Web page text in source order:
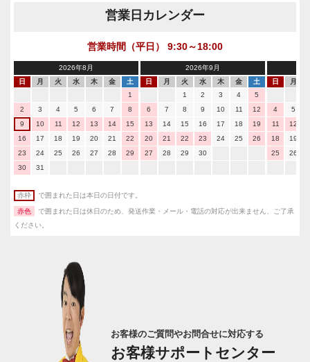
営業日カレンダー
営業時間（平日） 9:30～18:00
2026年8月
日
月 火 水 木 金
土
1
2
3 4 5 6 7
8
9
10 11 12 13 14
15
16
17 18 19 20 21
22
23
24 25 26 27 28
29
30
31
2026年9月
日
月 火 水 木 金
土
1
2 3 4
5
6
7 8 9 10 11
12
13
14 15 16 17 18
19
20
21 22 23 24 25
26
27
28 29 30
日 月
4 5
11
12
18
19
25
26
赤枠 で囲まれた日は本日の日付です。
赤色
で囲まれた日は休日のため、発送作業・メール・電話の対応が出来ません、ご了承
ください。
お客様のご質問やお問合せに対応する
お客様サポートセンター